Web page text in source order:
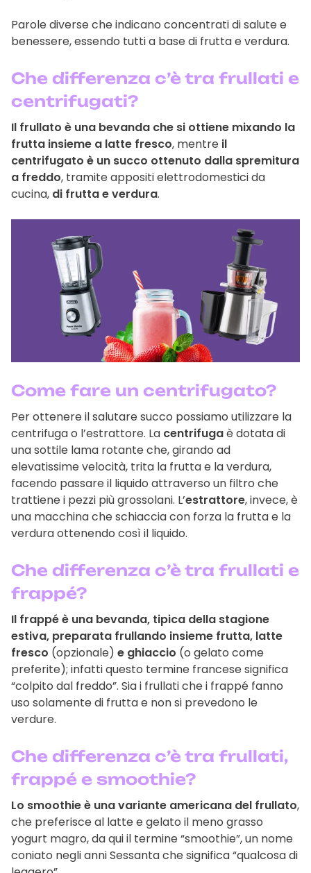
Parole diverse che indicano concentrati di salute e
benessere, essendo tutti a base di frutta e verdura.
Che differenza c’è tra frullati e
centrifugati?
Il frullato è una bevanda che si ottiene mixando la
frutta insieme a latte fresco, mentre il
centrifugato è un succo ottenuto dalla spremitura
a freddo, tramite appositi elettrodomestici da
cucina, di frutta e verdura.
Come fare un centrifugato?
Per ottenere il salutare succo possiamo utilizzare la
centrifuga o l’estrattore. La centrifugaè dotata di
una sottile lama rotante che, girando ad
elevatissime velocità, trita la frutta e la verdura,
facendo passare il liquido attraverso un filtro che
trattiene i pezzi più grossolani. L’estrattore, invece, è
una macchina che schiaccia con forza la frutta e la
verdura ottenendo così il liquido.
Che differenza c’è tra frullati e
frappé?
Il frappé è una bevanda, tipica della stagione
estiva, preparata frullando insieme frutta, latte
fresco (opzionale) e ghiaccio (o gelato come
preferite); infatti questo termine francese significa
“colpito dal freddo”. Sia i frullati che i frappé fanno
uso solamente di frutta e non si prevedono le
verdure.
Che differenza c’è tra frullati,
frappé e smoothie?
Lo smoothie è una variante americana del frullato,
che preferisce al latte e gelato il meno grasso
yogurt magro, da qui il termine “smoothie”, un nome
coniato negli anni Sessanta che significa “qualcosa di